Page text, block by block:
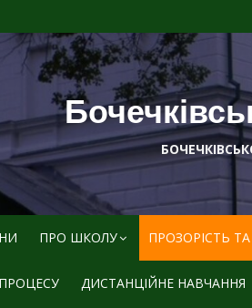
ПРО ШКОЛУ ПРОЗОРІСТЬ
ДИСТАНЦІЙНЕ НАВЧАННЯ